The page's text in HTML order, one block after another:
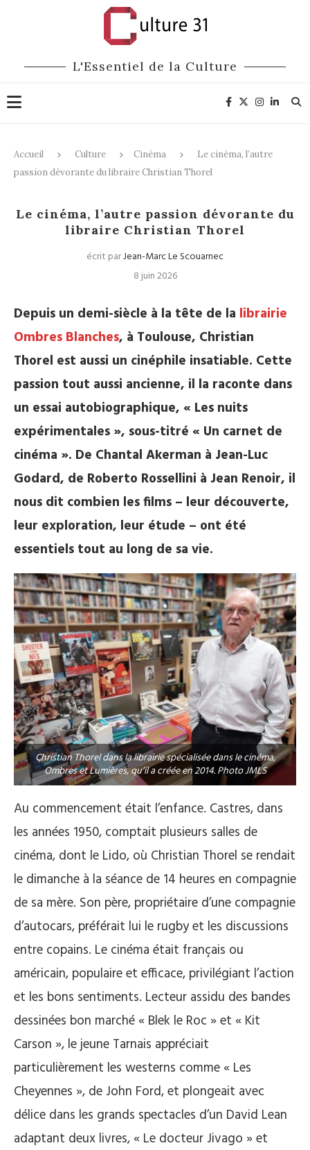
L'Essentiel de la Culture
Accueil Culture Cinéma
Le cinéma, l’autre
passion dévorante du libraire Christian Thorel
Le cinéma, l’autre passion dévorante du
libraire Christian Thorel
écrit parJean-Marc Le Scouarnec
8 juin 2026
Depuis un demi-siècle à la tête de la librairie
Ombres Blanches, à Toulouse, Christian
Thorel est aussi un cinéphile insatiable. Cette
passion tout aussi ancienne, il la raconte dans
un essai autobiographique, « Les nuits
expérimentales », sous-titré « Un carnet de
cinéma ». De Chantal Akerman à Jean-Luc
Godard, de Roberto Rossellini à Jean Renoir, il
nous dit combien les films – leur découverte,
leur exploration, leur étude – ont été
essentiels tout au long de sa vie.
Christian Thorel dans la librairie spécialisée dans le cinéma,
Ombres et Lumières, qu’il a créée en 2014. Photo JMLS
Au commencement était l’enfance. Castres, dans
les années 1950, comptait plusieurs salles de
cinéma, dont le Lido, où Christian Thorel se rendait
le dimanche à la séance de 14 heures en compagnie
de sa mère. Son père, propriétaire d’une compagnie
d’autocars, préférait lui le rugby et les discussions
entre copains. Le cinéma était français ou
américain, populaire et efficace, privilégiant l’action
et les bons sentiments. Lecteur assidu des bandes
dessinées bon marché « Blek le Roc » et « Kit
Carson », le jeune Tarnais appréciait
particulièrement les westerns comme « Les
Cheyennes », de John Ford, et plongeait avec
délice dans les grands spectacles d’un David Lean
adaptant deux livres, « Le docteur Jivago » et